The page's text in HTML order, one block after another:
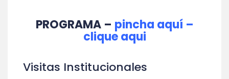
PROGRAMA – pincha aquí –
clique aqui
Visitas Institucionales